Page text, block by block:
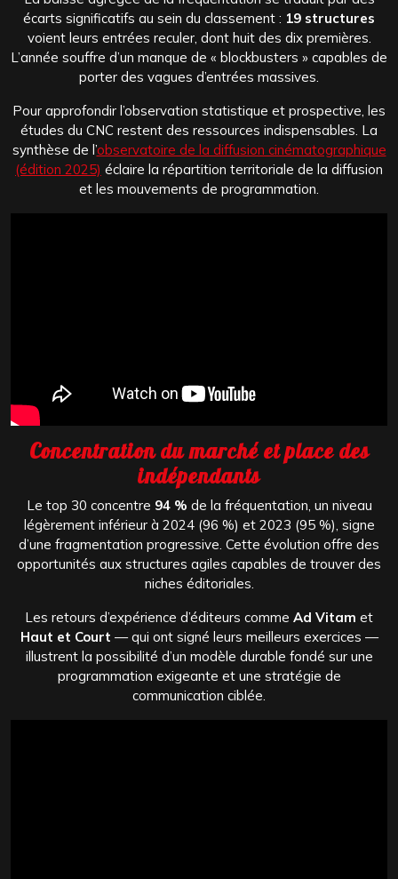
écarts significatifs au sein du classement : 19 structures
voient leurs entrées reculer, dont huit des dix premières.
L’année souffre d’un manque de « blockbusters » capables de
porter des vagues d’entrées massives.
Pour approfondir l’observation statistique et prospective, les
études du CNC restent des ressources indispensables. La
synthèse de l’observatoire de la diffusion cinématographique
(édition 2025) éclaire la répartition territoriale de la diffusion
et les mouvements de programmation.
Concentration du marché et place des
indépendants
Le top 30 concentre 94 % de la fréquentation, un niveau
légèrement inférieur à 2024 (96 %) et 2023 (95 %), signe
d’une fragmentation progressive. Cette évolution offre des
opportunités aux structures agiles capables de trouver des
niches éditoriales.
Les retours d’expérience d’éditeurs comme Ad Vitam et
Haut et Court — qui ont signé leurs meilleurs exercices —
illustrent la possibilité d’un modèle durable fondé sur une
programmation exigeante et une stratégie de
communication ciblée.